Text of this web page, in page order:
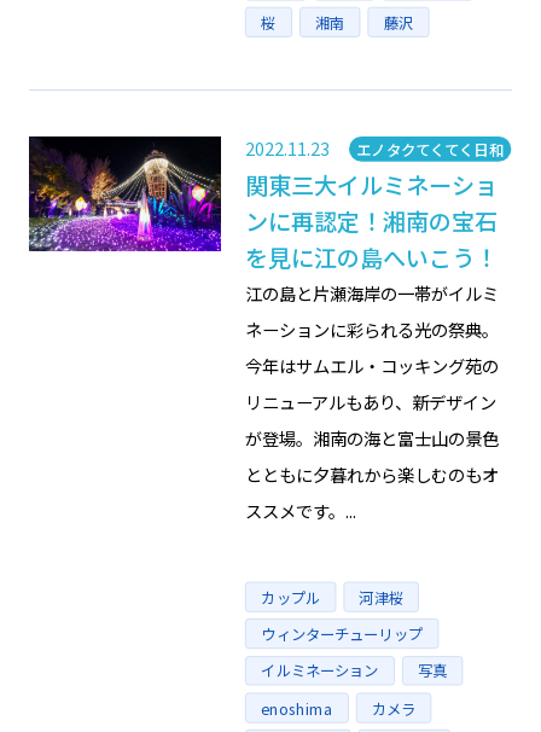
桜
湘南 藤沢
関東三大イルミネーショ
ンに再認定！湘南の宝石
を見に江の島へいこう！
2022.11.23
江の島と片瀬海岸の一帯がイルミ
ネーションに彩られる光の祭典。
今年はサムエル・コッキング苑の
リニューアルもあり、新デザイン
が登場。湘南の海と富士山の景色
とともに夕暮れから楽しむのもオ
ススメです。...
Category
エノタクてくてく日和
Tags
カップル 河津桜
ウィンターチューリップ
イルミネーション 写真
enoshima カメラ